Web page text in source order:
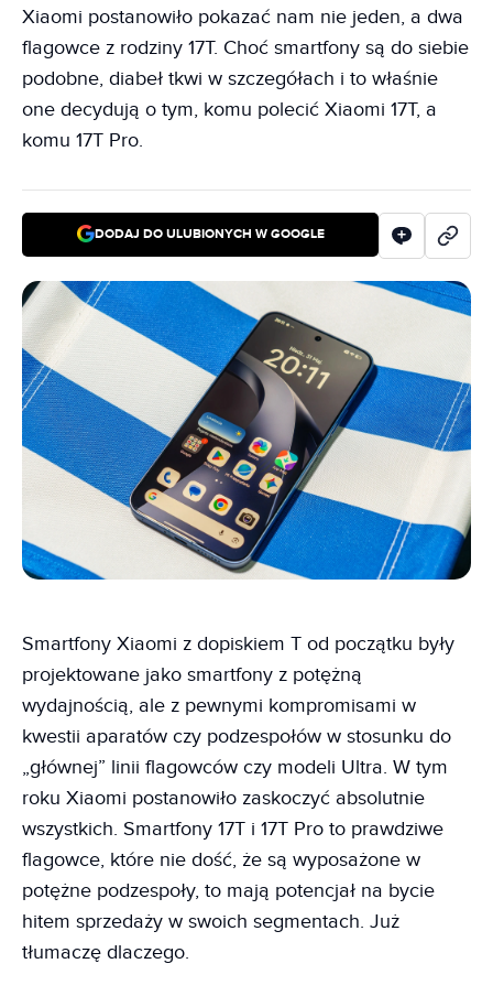
Xiaomi postanowiło pokazać nam nie jeden, a dwa
flagowce z rodziny 17T. Choć smartfony są do siebie
podobne, diabeł tkwi w szczegółach i to właśnie
one decydują o tym, komu polecić Xiaomi 17T, a
komu 17T Pro.
DODAJ DO ULUBIONYCH W GOOGLE
Smartfony Xiaomi z dopiskiem T od początku były
projektowane jako smartfony z potężną
wydajnością, ale z pewnymi kompromisami w
kwestii aparatów czy podzespołów w stosunku do
„głównej” linii flagowców czy modeli Ultra. W tym
roku Xiaomi postanowiło zaskoczyć absolutnie
wszystkich. Smartfony 17T i 17T Pro to prawdziwe
flagowce, które nie dość, że są wyposażone w
potężne podzespoły, to mają potencjał na bycie
hitem sprzedaży w swoich segmentach. Już
tłumaczę dlaczego.